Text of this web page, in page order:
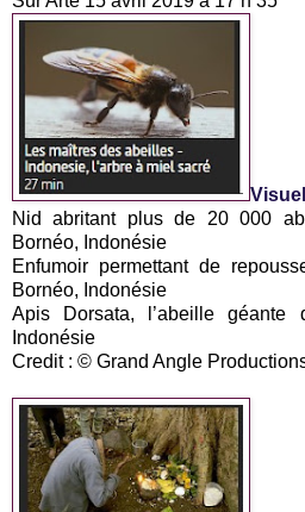
Nid abritant plus de 20 000
Bornéo, Indonésie
Enfumoir permettant de
Bornéo, Indonésie
Apis Dorsata, l’abeille
Indonésie
Credit : © Grand Angle